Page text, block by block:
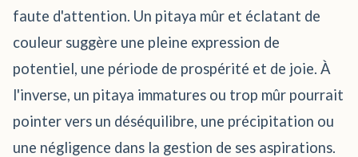
faute d'attention. Un pitaya mûr et éclatant de
couleur suggère une pleine expression de
potentiel, une période de prospérité et de joie. À
l'inverse, un pitaya immatures ou trop mûr pourrait
pointer vers un déséquilibre, une précipitation ou
une négligence dans la gestion de ses aspirations.